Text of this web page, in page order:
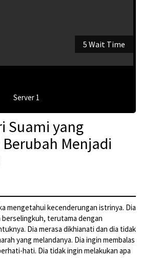
5 Wait Time
Server 1
Suami yang
Menjadi
mengetahui kecenderungan istrinya. Dia
terutama dengan
Dia merasa dikhianati dan dia tidak
yang melandanya. Dia ingin membalas
hati. Dia tidak ingin melakukan apa